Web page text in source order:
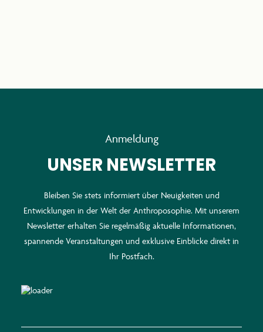
Anmeldung
UNSER NEWSLETTER
Bleiben Sie stets informiert über Neuigkeiten und
Entwicklungen in der Welt der Anthroposophie. Mit unserem
Newsletter erhalten Sie regelmäßig aktuelle Informationen,
spannende Veranstaltungen und exklusive Einblicke direkt in
Ihr Postfach.